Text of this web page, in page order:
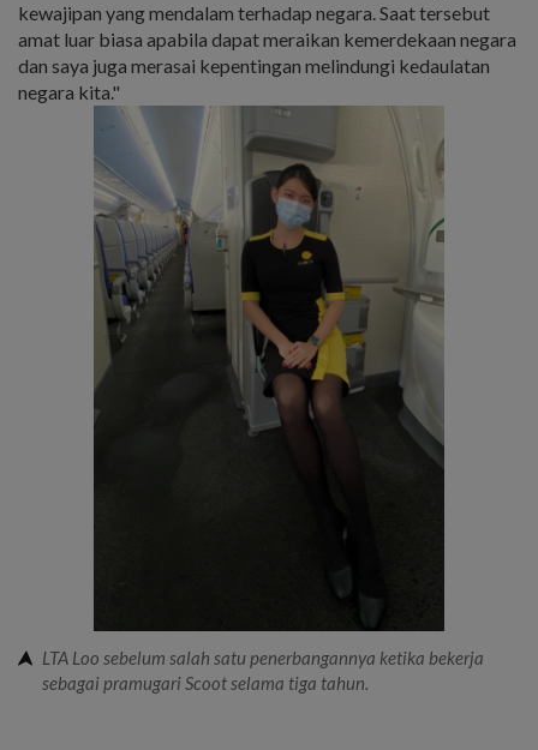
kewajipan yang mendalam terhadap negara. Saat tersebut
amat luar biasa apabila dapat meraikan kemerdekaan negara
dan saya juga merasai kepentingan melindungi kedaulatan
negara kita."
LTA Loo sebelum salah satu penerbangannya ketika bekerja
sebagai pramugari Scoot selama tiga tahun.